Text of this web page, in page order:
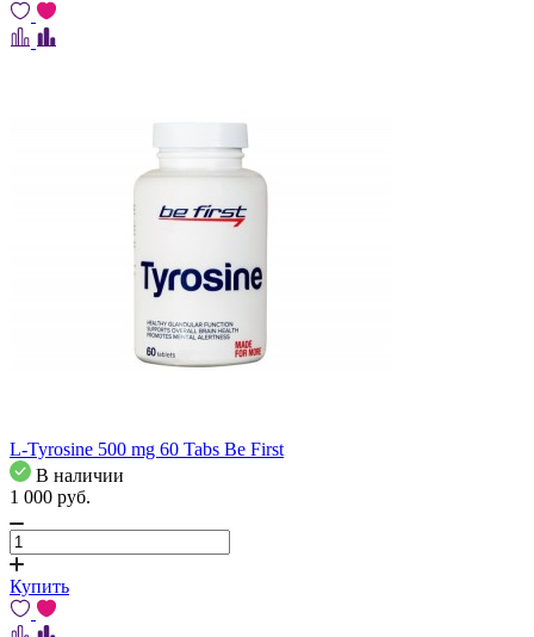
L-Tyrosine 500 mg 60 Tabs Be First
В наличии
1 000 pуб.
Купить